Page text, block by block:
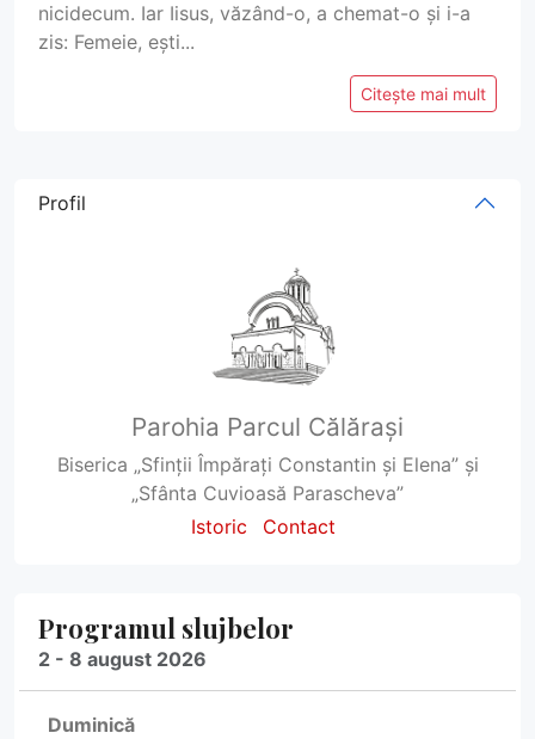
nicidecum. Iar Iisus, văzând-o, a chemat-o și i-a
zis: Femeie, ești...
Citește mai mult
Profil
Parohia Parcul Călărași
Biserica „Sfinții Împărați Constantin și Elena” și
„Sfânta Cuvioasă Parascheva”
Istoric
Contact
Programul slujbelor
2 - 8 august 2026
Duminică